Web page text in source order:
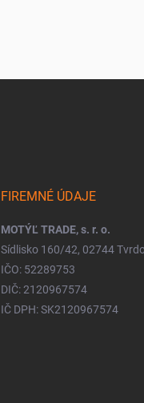
FIREMNÉ ÚDAJE
MOTÝĽ TRADE, s. r. o.
Sídlisko 160/42, 02744
IČO: 52289753
DIČ: 2120967574
IČ DPH: SK2120967574